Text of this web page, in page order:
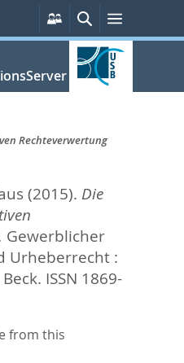
Persönliche
Services
SucheMenü
Rechteverwertung
(2015). Die
Gewerblicher
Urheberrecht :
Beck. ISSN 1869-
from this